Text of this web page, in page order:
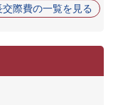
際費の一覧を見る